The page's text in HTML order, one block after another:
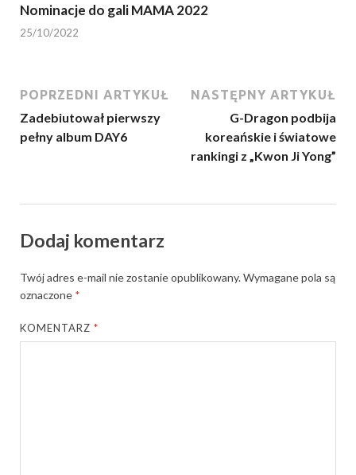
Nominacje do gali MAMA 2022
25/10/2022
POPRZEDNI ARTYKUŁ
Zadebiutował pierwszy
pełny album DAY6
NASTĘPNY ARTYKUŁ
G-Dragon podbija
koreańskie i światowe
rankingi z „Kwon Ji Yong”
Dodaj komentarz
Twój adres e-mail nie zostanie opublikowany.Wymagane pola są
oznaczone *
KOMENTARZ*